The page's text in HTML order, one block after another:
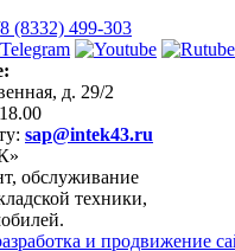
8 (8332) 499-303
д. 29/2
sap@intek43.ru
обслуживание
техники,